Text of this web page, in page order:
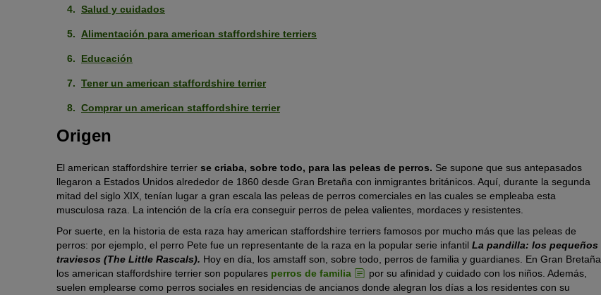
Salud y cuidados
Alimentación para american staffordshire terriers
Educación
Tener un american staffordshire terrier
Comprar un american staffordshire terrier
Origen
El american staffordshire terrier se criaba, sobre todo, para las peleas de perros. Se supone que sus antepasados
llegaron a Estados Unidos alrededor de 1860 desde Gran Bretaña con inmigrantes británicos. Aquí, durante la segunda
mitad del siglo XIX, tenían lugar a gran escala las peleas de perros comerciales en las cuales se empleaba esta
musculosa raza. La intención de la cría era conseguir perros de pelea valientes, mordaces y resistentes.
Por suerte, en la historia de esta raza hay american staffordshire terriers famosos por mucho más que las peleas de
perros: por ejemplo, el perro Pete fue un representante de la raza en la popular serie infantil La pandilla: los pequeños
traviesos (The Little Rascals). Hoy en día, los amstaff son, sobre todo, perros de familia y guardianes. En Gran Bretaña,
los american staffordshire terrier son populares perros de familia
por su afinidad y cuidado con los niños. Además,
suelen emplearse como perros sociales en residencias de ancianos donde alegran los días a los residentes con su